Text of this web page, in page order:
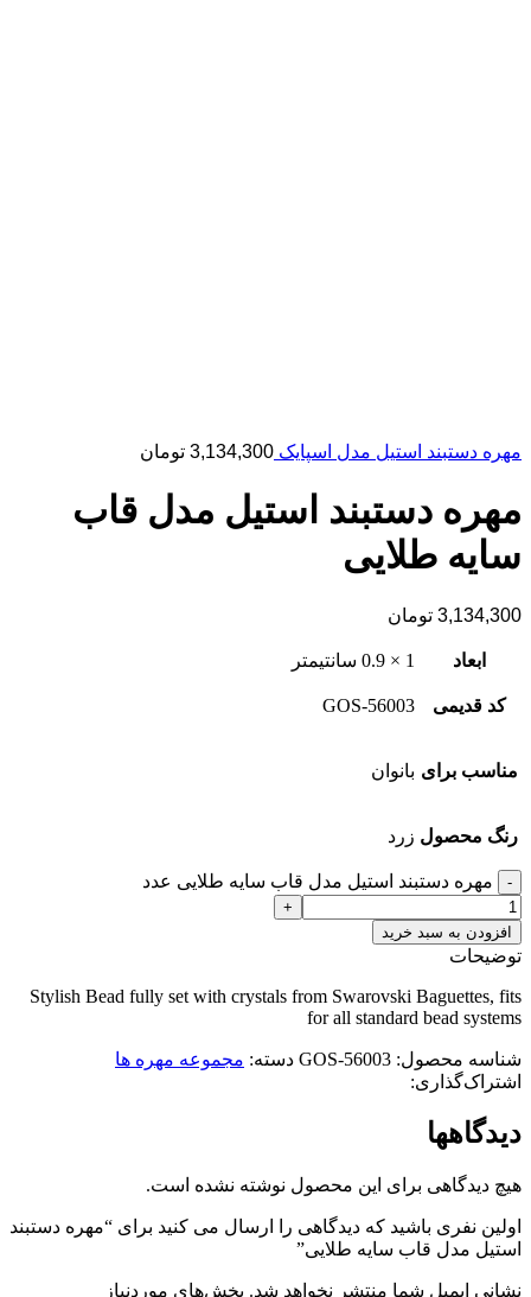
مهره دستبند استیل مدل اسپایک 3,134,300 تومان
مهره دستبند استیل مدل قاب
سایه طلایی
3,134,300 تومان
ابعاد 1 × 0.9 سانتیمتر
کد قدیمی 56003-GOS
مناسب برای بانوان
رنگ محصول زرد
مهره دستبند استیل مدل قاب سایه طلایی عدد
افزودن به سبد خرید
توضیحات
Stylish Bead fully set with crystals from Swarovski Baguettes, fits
for all standard bead systems
شناسه محصول: 56003-GOS دسته: مجموعه مهره ها
اشتراک‌گذاری:
دیدگاهها
هیچ دیدگاهی برای این محصول نوشته نشده است.
اولین نفری باشید که دیدگاهی را ارسال می کنید برای “مهره دستبند
استیل مدل قاب سایه طلایی”
نشانی ایمیل شما منتشر نخواهد شد. بخش‌های موردنیاز